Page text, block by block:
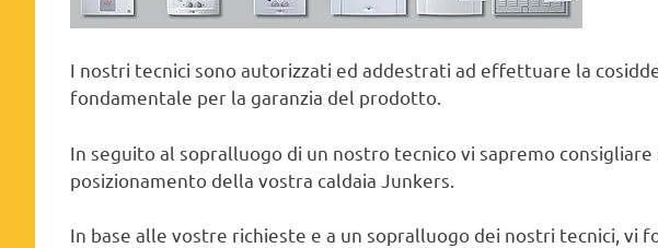
I nostri tecnici sono autorizzati ed addestrati ad effettuare la
fondamentale per la garanzia del prodotto.
In seguito al sopralluogo di un nostro tecnico vi sapremo
posizionamento della vostra caldaia Junkers.
In base alle vostre richieste e a un sopralluogo dei nostri tecnici, vi